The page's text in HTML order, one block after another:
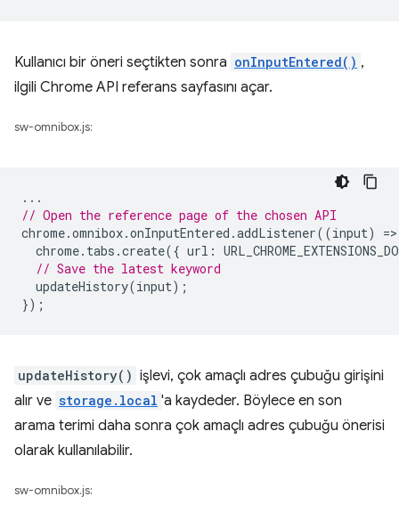
Kullanıcı bir öneri seçtikten sonra onInputEntered() ,
ilgili Chrome API referans sayfasını açar.
sw-omnibox.js:
...
// Open the reference page of the chosen API
chrome.omnibox.onInputEntered .addListener((input) =>
chrome. tabs .create({ url :
// Save the latest keyword
updateHistory(input);
});
updateHistory() işlevi, çok amaçlı adres çubuğu girişini
alır ve storage.local 'a kaydeder. Böylece en son
arama terimi daha sonra çok amaçlı adres çubuğu önerisi
olarak kullanılabilir.
sw-omnibox.js: